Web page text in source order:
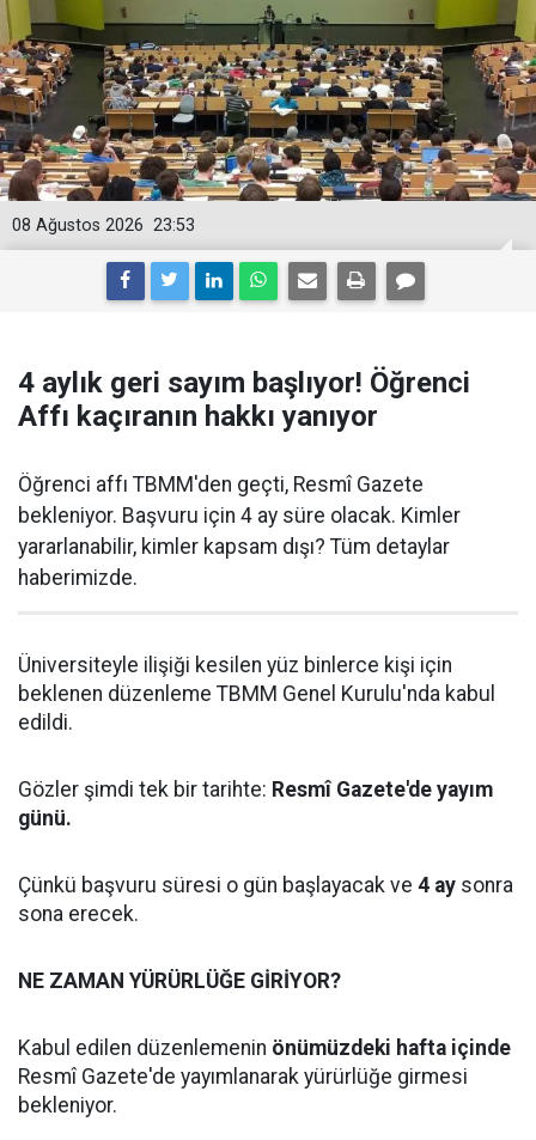
23:53
08 Ağustos 2026
4 aylık geri sayım başlıyor! Öğrenci
Affı kaçıranın hakkı yanıyor
Öğrenci affı TBMM'den geçti, Resmî Gazete
bekleniyor. Başvuru için 4 ay süre olacak. Kimler
yararlanabilir, kimler kapsam dışı? Tüm detaylar
haberimizde.
Üniversiteyle ilişiği kesilen yüz binlerce kişi için
beklenen düzenleme TBMM Genel Kurulu'nda kabul
edildi.
Gözler şimdi tek bir tarihte: Resmî Gazete'de yayım
günü.
Çünkü başvuru süresi o gün başlayacak ve 4 ay sonra
sona erecek.
NE ZAMAN YÜRÜRLÜĞE GİRİYOR?
Kabul edilen düzenlemenin önümüzdeki hafta içinde
Resmî Gazete'de yayımlanarak yürürlüğe girmesi
bekleniyor.